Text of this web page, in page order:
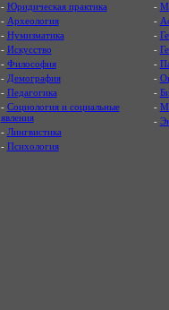
- Юридическая практика
- Археология
- Нумизматика
- Искусство
- Философия
- Демография
- Педагогика
- Социология и социальные
явления
- Лингвистика
- Психология
-
-
-
-
-
-
-
-
-